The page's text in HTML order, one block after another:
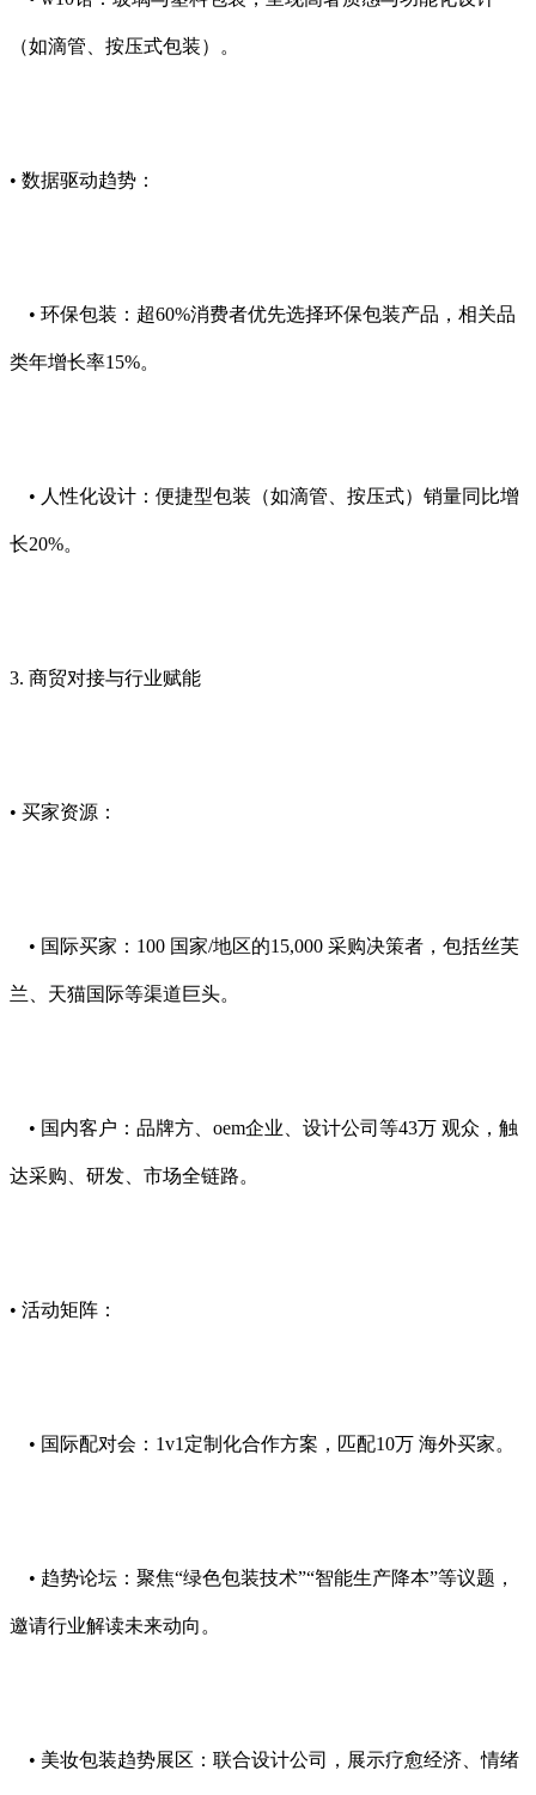
（如滴管、按压式包装）。
• 数据驱动趋势：
• 环保包装：超60%消费者优先选择环保包装产品，相关品
类年增长率15%。
• 人性化设计：便捷型包装（如滴管、按压式）销量同比增
长20%。
3. 商贸对接与行业赋能
• 买家资源：
• 国际买家：100 国家/地区的15,000 采购决策者，包括丝芙
兰、天猫国际等渠道巨头。
• 国内客户：品牌方、oem企业、设计公司等43万 观众，触
达采购、研发、市场全链路。
• 活动矩阵：
• 国际配对会：1v1定制化合作方案，匹配10万 海外买家。
• 趋势论坛：聚焦“绿色包装技术”“智能生产降本”等议题，
邀请行业解读未来动向。
• 美妆包装趋势展区：联合设计公司，展示疗愈经济、情绪